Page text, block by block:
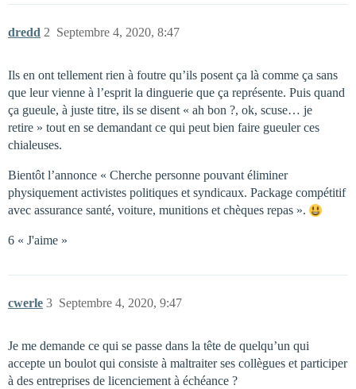
dredd Septembre 4, 2020, 8:47
2
Ils en ont tellement rien à foutre qu’ils posent ça là comme ça sans
que leur vienne à l’esprit la dinguerie que ça représente. Puis quand
ça gueule, à juste titre, ils se disent « ah bon ?, ok, scuse… je
retire » tout en se demandant ce qui peut bien faire gueuler ces
chialeuses.
Bientôt l’annonce « Cherche personne pouvant éliminer
physiquement activistes politiques et syndicaux. Package compétitif
avec assurance santé, voiture, munitions et chèques repas ».
6 « J'aime »
cwerle Septembre 4, 2020, 9:47
3
Je me demande ce qui se passe dans la tête de quelqu’un qui
accepte un boulot qui consiste à maltraiter ses collègues et participer
à des entreprises de licenciement à échéance ?